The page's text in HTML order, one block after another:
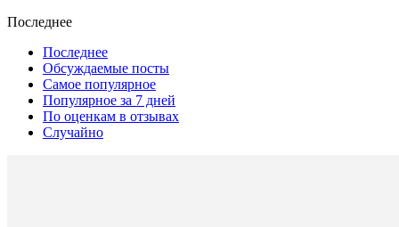
Последнее
Последнее
Обсуждаемые посты
Самое популярное
Популярное за 7 дней
По оценкам в отзывах
Случайно